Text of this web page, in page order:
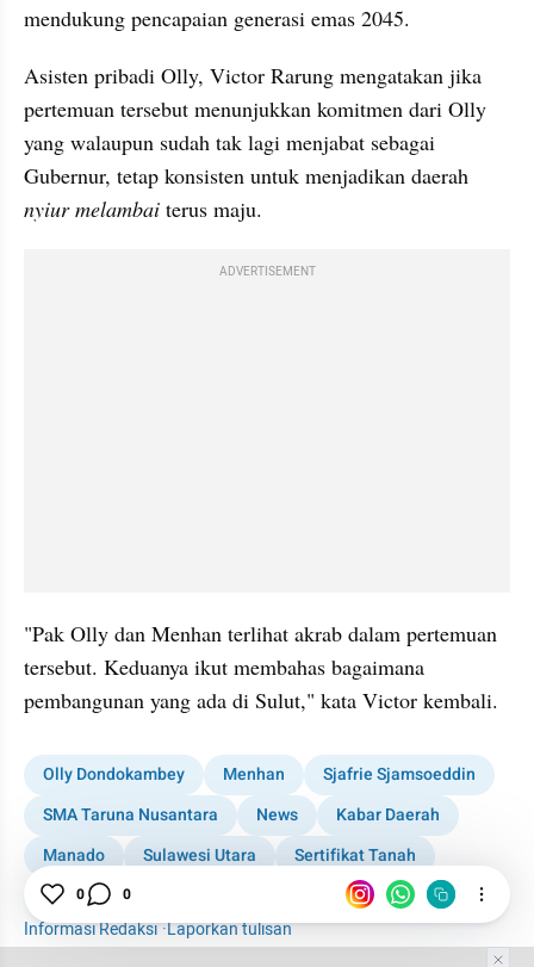
mendukung pencapaian generasi emas 2045.
Asisten pribadi Olly, Victor Rarung mengatakan jika
pertemuan tersebut menunjukkan komitmen dari Olly
yang walaupun sudah tak lagi menjabat sebagai
nyiur melambai terus maju.
ADVERTISEMENT
"Pak Olly dan Menhan terlihat akrab dalam pertemuan
tersebut. Keduanya ikut membahas bagaimana
pembangunan yang ada di Sulut," kata Victor kembali.
Olly Dondokambey Menhan
Sjafrie Sjamsoeddin
SMA Taruna Nusantara
News
Kabar Daerah
Manado
Sulawesi Utara
Sertifikat Tanah
Minahasa
Informasi Redaksi·Laporkan tulisan
0 0